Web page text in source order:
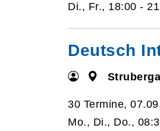
Di., Fr., 18:00 -
Deutsch
30 Termine,
Mo., Di., Do.,